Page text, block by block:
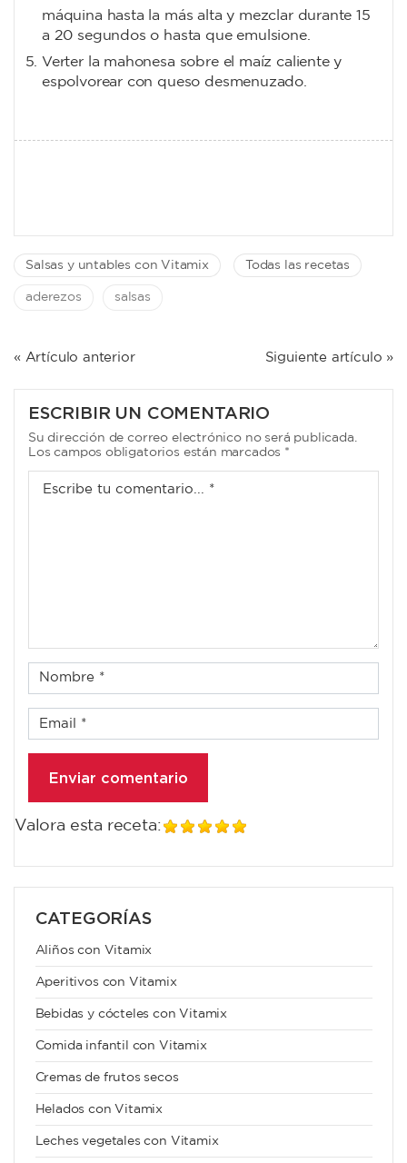
máquina hasta la más alta y mezclar durante 15
a 20 segundos o hasta que emulsione.
Verter la mahonesa sobre el maíz caliente y
espolvorear con queso desmenuzado.
Salsas y untables con Vitamix Todas las recetas
aderezos salsas
NAVEGACIÓN
ENTRADAS
« Artículo anterior Siguiente artículo »
ESCRIBIR UN COMENTARIO
Su dirección de correo electrónico no será publicada.
Los campos obligatorios están marcados *
Valora esta receta:
CATEGORÍAS
Aliños con Vitamix
Aperitivos con Vitamix
Bebidas y cócteles con Vitamix
Comida infantil con Vitamix
Cremas de frutos secos
Helados con Vitamix
Leches vegetales con Vitamix